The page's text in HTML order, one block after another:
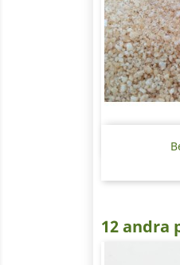
12 andra